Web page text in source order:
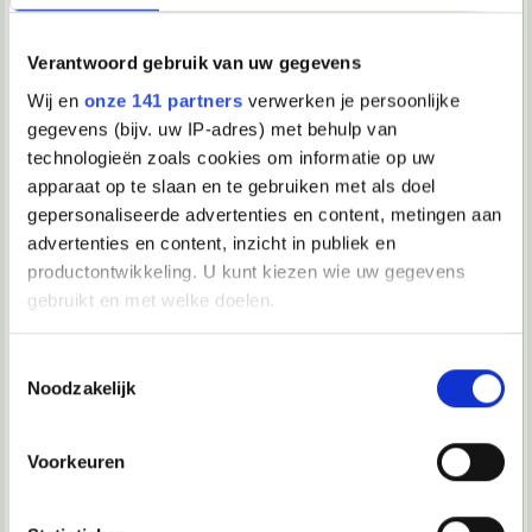
Verantwoord gebruik van uw gegevens
Wij en onze 141 partners verwerken je persoonlijke
gegevens (bijv. uw IP-adres) met behulp van
technologieën zoals cookies om informatie op uw
apparaat op te slaan en te gebruiken met als doel
gepersonaliseerde advertenties en content, metingen aan
advertenties en content, inzicht in publiek en
productontwikkeling. U kunt kiezen wie uw gegevens
gebruikt en met welke doelen.
Informatie verzamelen over uw geografische locatie, die
Uw apparaat identificeren door het actief te scannen op
Noodzakelijk
Voorkeuren
Petertje1995
Een 3 voor mijn taaltoets Nederlands? (7)
Arwind
Hoeveel boeken MOET ik nu lezen?? (22)
Vraag WolterB
Gordon Ramsay.
JKB Khadija333
helper772 helper772
Vraag over onder/nevenschikkende argumenten (0)